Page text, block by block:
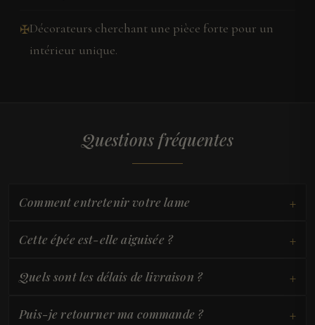
✠Décorateurs cherchant une pièce forte pour un
intérieur unique.
Questions fréquentes
Comment entretenir votre lame +
Cette épée est-elle aiguisée ? +
Quels sont les délais de livraison ? +
Puis-je retourner ma commande ? +